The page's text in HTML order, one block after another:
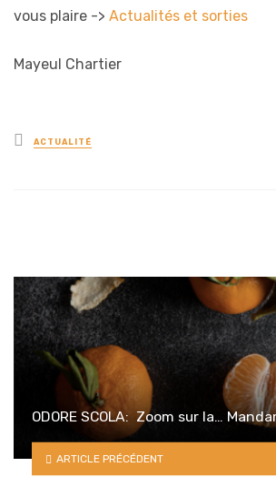
vous plaire -> Actualités et sorties
Mayeul Chartier
Posted
in
ACTUALITÉ
ODORE SCOLA: Zoom sur la…
ARTICLE PRÉCÉDENT